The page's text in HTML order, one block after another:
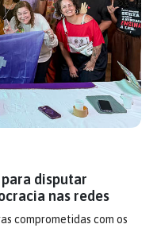
disputar
nas redes
comprometidas com os